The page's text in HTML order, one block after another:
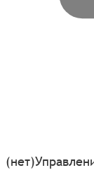
(нет)